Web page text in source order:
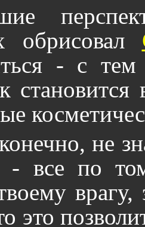
обрисовал
- с тем
не
- все по
врагу,
это